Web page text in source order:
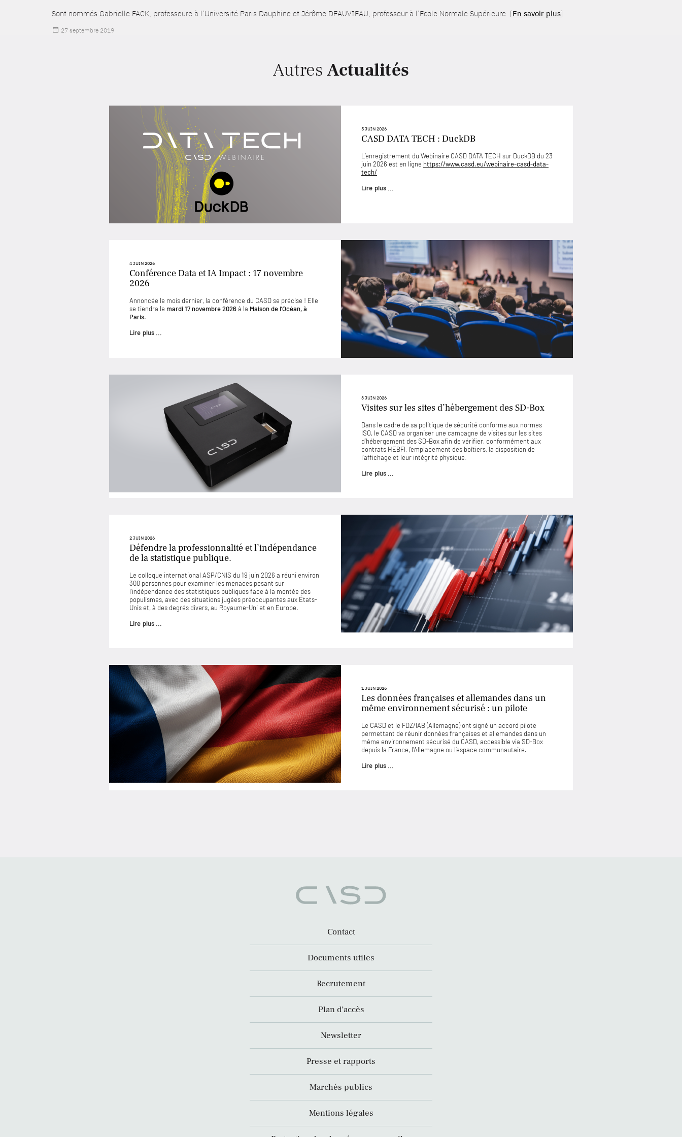
Sont nommés Gabrielle FACK, professeure à l’Université Paris Dauphine et Jérôme DEAUVIEAU, professeur à l’Ecole Normale Supérieure. [En savoir plus]
Publié
27 septembre 2019
Autres Actualités
5 JUIN 2026
CASD DATA TECH : DuckDB
L’enregistrement du Webinaire CASD DATA TECH sur DuckDB du 23
juin 2026 est en ligne https://www.casd.eu/webinaire-casd-data-
tech/
Lire plus ...
4 JUIN 2026
Conférence Data et IA Impact : 17 novembre
2026
Annoncée le mois dernier, la conférence du CASD se précise ! Elle
se tiendra le mardi 17 novembre 2026à la Maison de l’Océan, à
Paris.
Lire plus ...
3 JUIN 2026
Visites sur les sites d’hébergement des SD-Box
Dans le cadre de sa politique de sécurité conforme aux normes
ISO, le CASD va organiser une campagne de visites sur les sites
d’hébergement des SD-Box afin de vérifier, conformément aux
contrats HEBFI, l’emplacement des boîtiers, la disposition de
l’affichage et leur intégrité physique.
Lire plus ...
2 JUIN 2026
Défendre la professionnalité et l’indépendance
de la statistique publique.
Le colloque international ASP/CNIS du 19 juin 2026 a réuni environ
300 personnes pour examiner les menaces pesant sur
l’indépendance des statistiques publiques face à la montée des
populismes, avec des situations jugées préoccupantes aux États-
Unis et, à des degrés divers, au Royaume-Uni et en Europe.
Lire plus ...
1 JUIN 2026
Les données françaises et allemandes dans un
même environnement sécurisé : un pilote
Le CASD et le FDZ/IAB (Allemagne) ont signé un accord pilote
permettant de réunir données françaises et allemandes dans un
même environnement sécurisé du CASD, accessible via SD-Box
depuis la France, l’Allemagne ou l’espace communautaire.
Lire plus ...
Contact
Documents utiles
Recrutement
Plan d’accès
Newsletter
Presse et rapports
Marchés publics
Mentions légales